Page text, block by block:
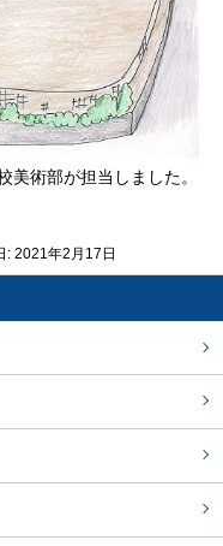
術部が担当しました。
: 2021年2月17日